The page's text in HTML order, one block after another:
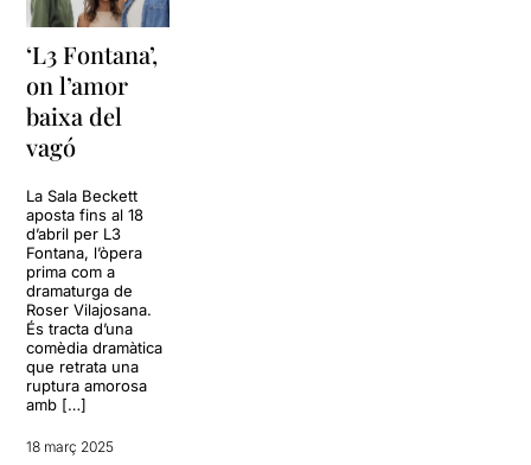
‘L3 Fontana’,
on l’amor
baixa del
vagó
La Sala Beckett
aposta fins al 18
d’abril per L3
Fontana, l’òpera
prima com a
dramaturga de
Roser Vilajosana.
És tracta d’una
comèdia dramàtica
que retrata una
ruptura amorosa
amb […]
18 març 2025